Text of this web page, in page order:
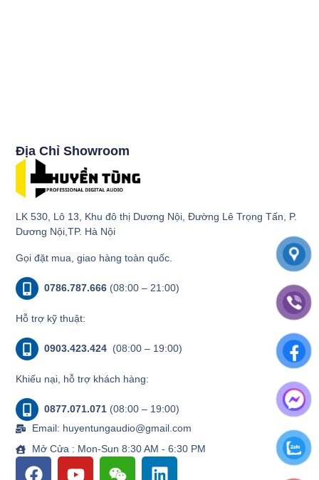
Địa Chỉ Showroom
LK 530, Lô 13, Khu đô thị Dương Nội, Đường Lê Trọng Tấn, P.
Dương Nội,TP. Hà Nội
Gọi đặt mua, giao hàng toàn quốc.
0786.787.666 (08:00 – 21:00)
Hỗ trợ kỹ thuật:
0903.423.424 (08:00 – 19:00)
Khiếu nại, hỗ trợ khách hàng:
0877.071.071 (08:00 – 19:00)
Email: huyentungaudio@gmail.com
Mở Cửa : Mon-Sun 8:30 AM - 6:30 PM